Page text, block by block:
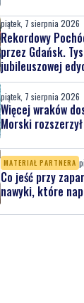
piątek, 7 sierpnia 2026
Rekordowy
przez Gdańsk.
jubileuszowej
piątek, 7 sierpnia 2026
Więcej wraków
Morski
MATERIAŁ PARTNERA
Co jeść przy
nawyki, które